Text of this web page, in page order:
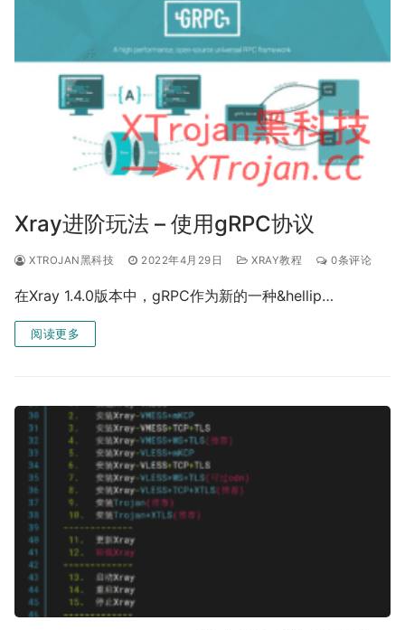
Xray进阶玩法 – 使用gRPC协议
XTROJAN黑科技 2022年4月29日 XRAY教程 0条评论
在Xray 1.4.0版本中，gRPC作为新的一种&hellip…
阅读更多